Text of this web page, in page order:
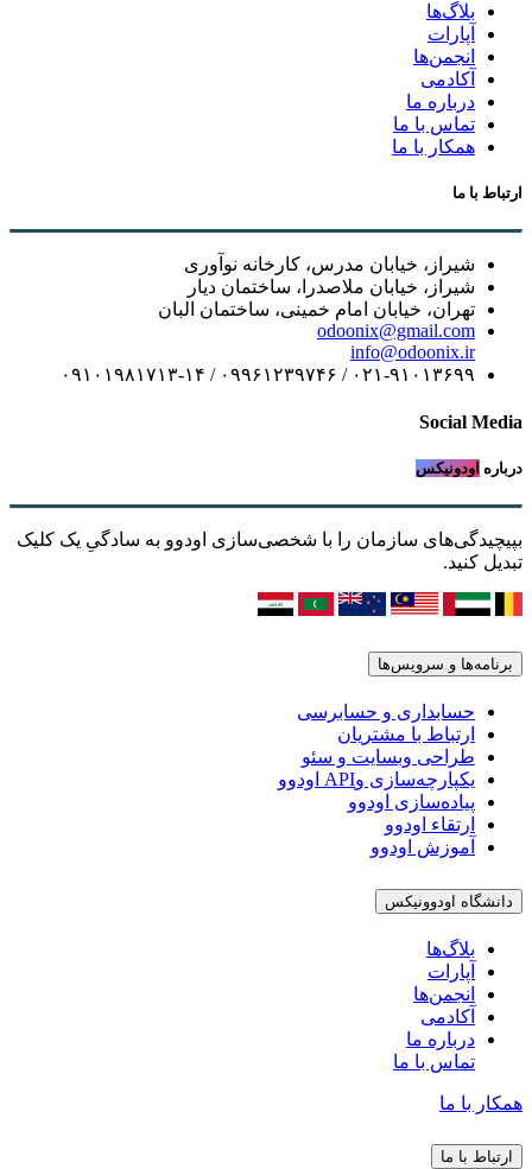
بلاگ‌ها
آپارات
انجمن‌ها
آکادمی
درباره ما
تماس با ما
همکار با ما
ارتباط با ما
شیراز، خیابان مدرس، کارخانه نوآوری
شیراز، خیابان ملاصدرا، ساختمان دیار
تهران، خیابان امام خمینی، ساختمان البان
odoonix@gmail.com
info@odoonix.ir
۰۲۱-۹۱۰۱۳۶۹۹ / ۰۹۹۶۱۲۳۹۷۴۶ / ۰۹۱۰۱۹۸۱۷۱۳-۱۴
Social Media
درباره اودونیکس
بپیچیدگی‌های سازمان را با شخصی‌سازی اودوو به سادگیِ یک کلیک
تبدیل کنید.
برنامه‌ها و سرویس‌ها
حسابداری و حسابرسی
ارتباط با مشتریان
طراحی وبسایت و سئو
یکپارچه‌سازی وAPI اودوو
پیاده‌سازی اودوو
ارتقاء اودوو
آموزش اودوو
دانشگاه اودوونیکس
بلاگ‌ها
آپارات
انجمن‌ها
آکادمی
درباره ما
تماس با ما
همکار با ما
ارتباط با ما